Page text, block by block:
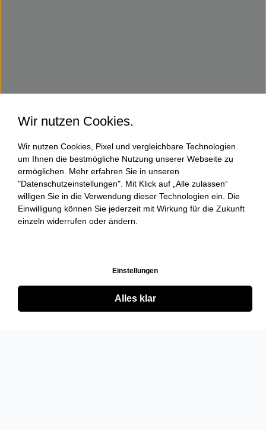
Wir nutzen Cookies.
Wir nutzen Cookies, Pixel und vergleichbare Technologien
um Ihnen die bestmögliche Nutzung unserer Webseite zu
ermöglichen. Mehr erfahren Sie in unseren
"Datenschutzeinstellungen". Mit Klick auf „Alle zulassen“
willigen Sie in die Verwendung dieser Technologien ein. Die
Einwilligung können Sie jederzeit mit Wirkung für die Zukunft
einzeln widerrufen oder ändern.
Einstellungen
Alles klar